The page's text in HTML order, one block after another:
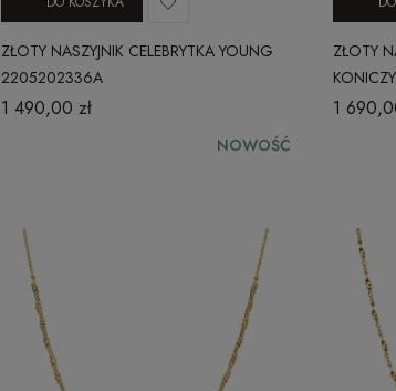
ZŁOTY NASZYJNIK CELEBRYTKA YOUNG
2205202336A
1 490,00 zł
ZŁOTY
ANKIER
1
NOWOŚĆ